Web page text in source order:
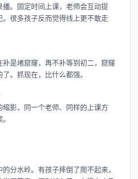
。固定时间上课，老师会互动提
很多孩子反而觉得线上更不敢走
是堵窟窿，再不补等到初二，窟窿
。抓现在，比什么都强。
影，同一个老师、同样的上课方
分水岭。有孩子摔倒了爬不起来，